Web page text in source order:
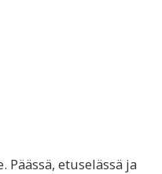
etuselässä ja